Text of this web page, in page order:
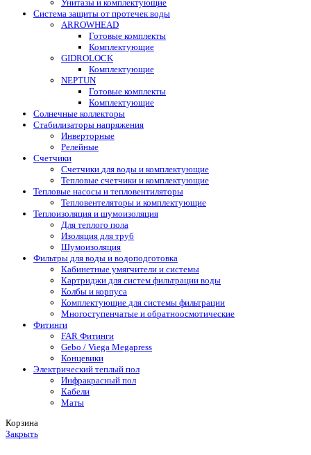
Унитазы и комплектующие
Система защиты от протечек воды
ARROWHEAD
Готовые комплекты
Комплектующие
GIDROLOCK
Комплектующие
NEPTUN
Готовые комплекты
Комплектующие
Солнечные коллекторы
Стабилизаторы напряжения
Инверторные
Релейные
Счетчики
Счетчики для воды и комплектующие
Тепловые счетчики и комплектующие
Тепловые насосы и тепловентиляторы
Тепловентеляторы и комплектующие
Теплоизоляция и шумоизоляция
Для теплого пола
Изоляция для труб
Шумоизоляция
Фильтры для воды и водоподготовка
Кабинетные умягчители и системы
Картриджи для систем фильтрации воды
Колбы и корпуса
Комплектующие для системы фильтрации
Многоступенчатые и обратноосмотические
Фитинги
FAR Фитинги
Gebo / Viega Megapress
Концевики
Электрический теплый пол
Инфракрасный пол
Кабели
Маты
Корзина
Закрыть